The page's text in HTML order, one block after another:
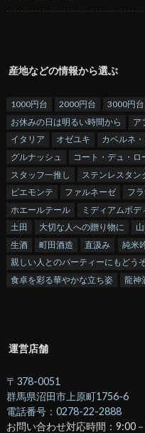
産地などの情報から選ぶ
1000円台 2000円台 3000円台
お休みの日は明るい時間から
ア
イタリア
オゼユキ カベルネ
グルナッシュ
コート・デュ・ロ
スタッフ一推し
ステンレスタン
ピエモンテ
ファルネーゼ フ
ホエールテール
ミディアムボデ
土田
大切な人への贈り物に
生酒
町田酒造 直汲み 純米
親しい人とのパーティーにもどう
食卓を彩る華やかな立ち姿
龍神
運営店舗
〒378-0051
群馬県沼田市上原町1756-6
電話番号：0278-22-2888
お問い合わせ対応時間：9:00